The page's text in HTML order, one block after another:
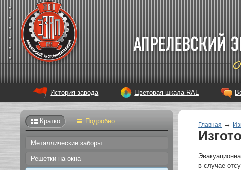
История завода Цветовая шкала RAL
Кратко Подробно
Металлические заборы
Решетки на окна
Главная →
в случае